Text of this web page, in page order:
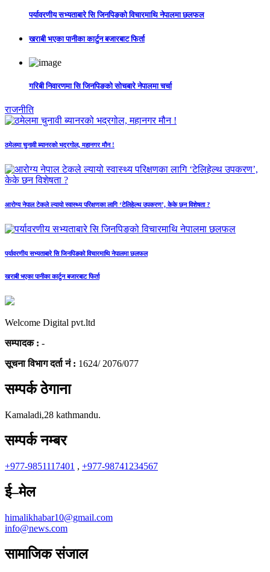
पर्यावरणीय सभ्यताबारे सि जिनपिङको विचारमाथि नेपालमा छलफल
खराबी भएका पानीका कार्टुन बजारबाट फिर्ता
गरिबी निवारणमा सि जिनपिङको सोचबारे नेपालमा चर्चा
राजनीति
ठमेलमा चुनावी ब्यानरको भद्रगोल, महानगर मौन !
आरोग्य नेपाल टेकले ल्यायो स्वास्थ्य परिक्षणका लागि ‘टेलिहेल्थ उपकरण’, केके छन विशेषता ?
पर्यावरणीय सभ्यताबारे सि जिनपिङको विचारमाथि नेपालमा छलफल
खराबी भएका पानीका कार्टुन बजारबाट फिर्ता
Welcome Digital pvt.ltd
सम्पादक : -
सूचना विभाग दर्ता नं : 1624/ 2076/077
सम्पर्क ठेगाना
Kamaladi,28 kathmandu.
सम्पर्क नम्बर
+977-9851117401 , +977-98741234567
ई–मेल
himalikhabar10@gmail.com
info@news.com
सामाजिक संजाल